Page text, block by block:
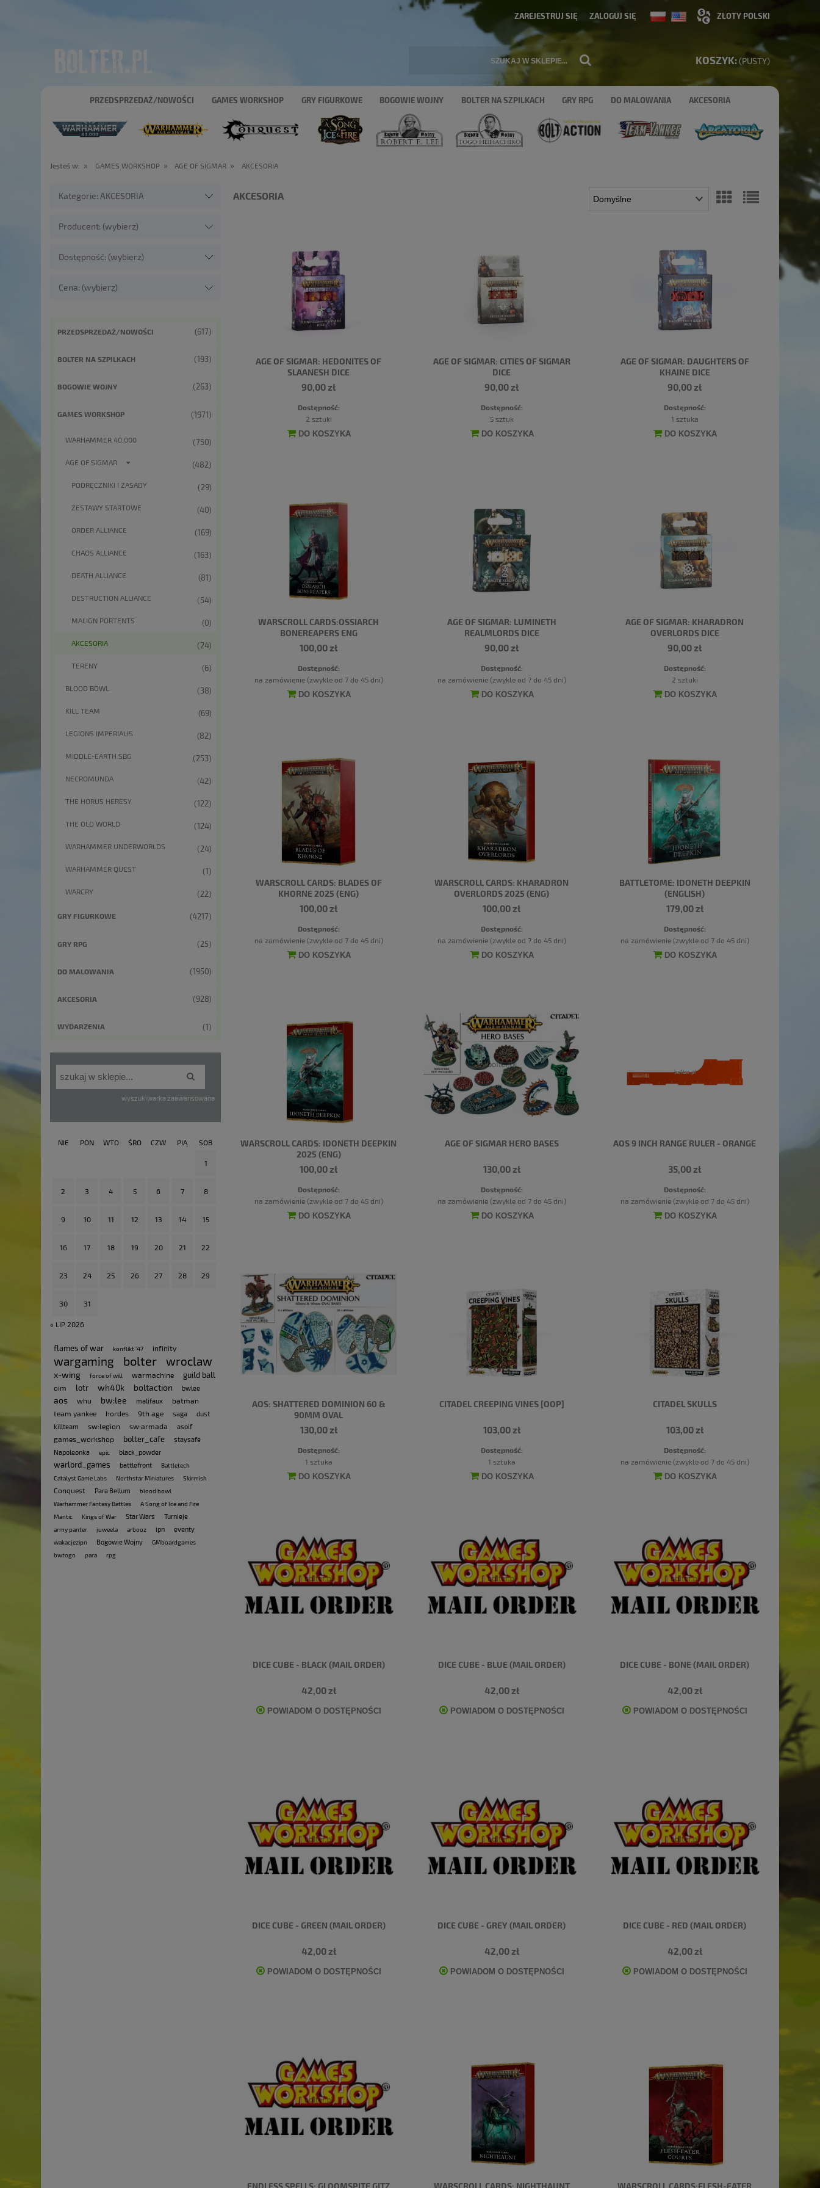
ZAREJESTRUJ SIĘ ZALOGUJ SIĘ
KOSZYK:(PUSTY)
PRZEDSPRZEDAŻ/NOWOŚCI GAMES WORKSHOP GRY FIGURKOWE BOGOWIE WOJNY BOLTER NA SZPILKACH GRY RPG DO MALOWANIA AKCESORIA
Jesteś w: » GAMES WORKSHOP » AGE OF SIGMAR » AKCESORIA
Kategorie: AKCESORIA
Producent: (wybierz)
Dostępność: (wybierz)
Cena: (wybierz)
PRZEDSPRZEDAŻ/NOWOŚCI (617)
BOLTER NA SZPILKACH (193)
BOGOWIE WOJNY (263)
GAMES WORKSHOP (1971)
WARHAMMER 40.000 (750)
AGE OF SIGMAR (482)
PODRĘCZNIKI I ZASADY (29)
ZESTAWY STARTOWE (40)
ORDER ALLIANCE (169)
CHAOS ALLIANCE (163)
DEATH ALLIANCE (81)
DESTRUCTION ALLIANCE (54)
MALIGN PORTENTS (0)
AKCESORIA (24)
TERENY (6)
BLOOD BOWL (38)
KILL TEAM (69)
LEGIONS IMPERIALIS (82)
MIDDLE-EARTH SBG (253)
NECROMUNDA (42)
THE HORUS HERESY (122)
THE OLD WORLD (124)
WARHAMMER UNDERWORLDS (24)
WARHAMMER QUEST (1)
WARCRY (22)
GRY FIGURKOWE (4217)
GRY RPG (25)
DO MALOWANIA (1950)
AKCESORIA (928)
WYDARZENIA (1)
wyszukiwarka zaawansowana
NIE PON WTO ŚRO CZW PIĄ SOB
1
2 3 4 5 6 7 8
9 10 11 12 13 14 15
16 17 18 19 20 21 22
23 24 25 26 27 28 29
30 31
« LIP 2026
flames of war konflikt '47 infinity
wargaming bolter wroclaw
x-wing force of will warmachine guild ball
oim lotr wh40k boltaction bwlee
aos whu bw:lee malifaux
batman
team yankee
hordes 9th age saga
dust
killteam
sw:legion sw:armada asoif
games_workshop bolter_cafe
staysafe
Napoleonka
epic black_powder
warlord_games battlefront
Battletech
Catalyst Game Labs
Northstar Miniatures Skirmish
Conquest Para Bellum
blood bowl
Warhammer Fantasy Battles
A Song of Ice and Fire
Mantic
Kings of War Star Wars Turnieje
army panter juweela arbooz ipn eventy
wakacjezipn Bogowie Wojny
GMboardgames
bwtogo
para rpg
AKCESORIA
AGE OF SIGMAR: HEDONITES OF
SLAANESH DICE
90,00 zł
Dostępność:
2 sztuki
DO KOSZYKA
AGE OF SIGMAR: CITIES OF SIGMAR
DICE
90,00 zł
Dostępność:
5 sztuk
DO KOSZYKA
AGE OF SIGMAR: DAUGHTERS OF
KHAINE DICE
90,00 zł
Dostępność:
1 sztuka
DO KOSZYKA
WARSCROLL CARDS:OSSIARCH
BONEREAPERS ENG
100,00 zł
Dostępność:
na zamówienie (zwykle od 7 do 45 dni)
DO KOSZYKA
AGE OF SIGMAR: LUMINETH
REALMLORDS DICE
90,00 zł
Dostępność:
na zamówienie (zwykle od 7 do 45 dni)
DO KOSZYKA
AGE OF SIGMAR: KHARADRON
OVERLORDS DICE
90,00 zł
Dostępność:
2 sztuki
DO KOSZYKA
WARSCROLL CARDS: BLADES OF
KHORNE 2025 (ENG)
100,00 zł
Dostępność:
na zamówienie (zwykle od 7 do 45 dni)
DO KOSZYKA
WARSCROLL CARDS: KHARADRON
OVERLORDS 2025 (ENG)
100,00 zł
Dostępność:
na zamówienie (zwykle od 7 do 45 dni)
DO KOSZYKA
BATTLETOME: IDONETH DEEPKIN
(ENGLISH)
179,00 zł
Dostępność:
na zamówienie (zwykle od 7 do 45 dni)
DO KOSZYKA
WARSCROLL CARDS: IDONETH DEEPKIN
2025 (ENG)
100,00 zł
Dostępność:
na zamówienie (zwykle od 7 do 45 dni)
DO KOSZYKA
AGE OF SIGMAR HERO BASES
130,00 zł
Dostępność:
na zamówienie (zwykle od 7 do 45 dni)
DO KOSZYKA
AOS 9 INCH RANGE RULER - ORANGE
35,00 zł
Dostępność:
na zamówienie (zwykle od 7 do 45 dni)
DO KOSZYKA
AOS: SHATTERED DOMINION 60 &
90MM OVAL
130,00 zł
Dostępność:
1 sztuka
DO KOSZYKA
CITADEL CREEPING VINES [OOP]
103,00 zł
Dostępność:
1 sztuka
DO KOSZYKA
CITADEL SKULLS
103,00 zł
Dostępność:
na zamówienie (zwykle od 7 do 45 dni)
DO KOSZYKA
DICE CUBE - BLACK (MAIL ORDER)
42,00 zł
POWIADOM O DOSTĘPNOŚCI
DICE CUBE - BLUE (MAIL ORDER)
42,00 zł
POWIADOM O DOSTĘPNOŚCI
DICE CUBE - BONE (MAIL ORDER)
42,00 zł
POWIADOM O DOSTĘPNOŚCI
DICE CUBE - GREEN (MAIL ORDER)
42,00 zł
POWIADOM O DOSTĘPNOŚCI
DICE CUBE - GREY (MAIL ORDER)
42,00 zł
POWIADOM O DOSTĘPNOŚCI
DICE CUBE - RED (MAIL ORDER)
42,00 zł
POWIADOM O DOSTĘPNOŚCI
ENDLESS SPELLS: GLOOMSPITE GITZ WARSCROLL CARDS: NIGHTHAUNT WARSCROLL CARDS:FLESH-EATER